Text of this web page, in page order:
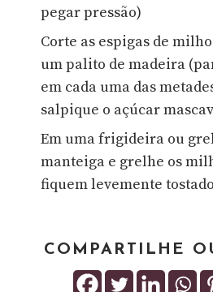
pegar pressão)
Corte as espigas de
um palito de madeira
em cada uma das
salpique o açúcar
Em uma frigideira ou
manteiga e grelhe os
fiquem levemente
COMPARTILHE